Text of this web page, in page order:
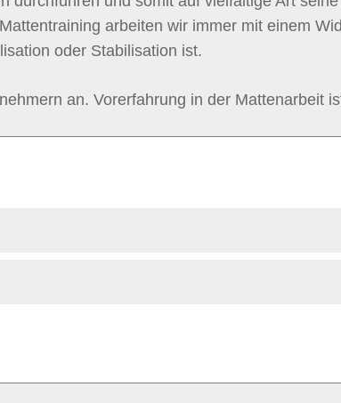
arbeiten wir immer mit einem
oder Stabilisation ist.
an. Vorerfahrung in der Mattenarbeit